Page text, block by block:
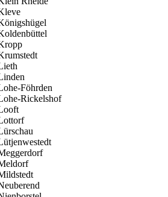
Föhrden
Rickelshof